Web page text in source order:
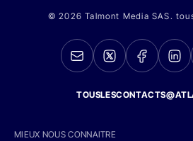
© 2026 Talmont Media SAS.
MIEUX NOUS CONNAITRE